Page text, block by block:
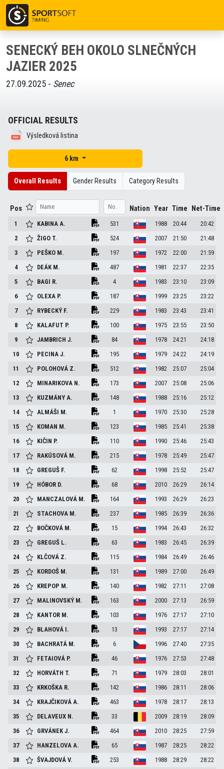
SENECKÝ BEH OKOLO SLNEČNÝCH
JAZIER 2025
27.09.2025 - Senec
OFFICIAL RESULTS
Výsledková listina
6 km
Overall Results Gender Results Category Results
Pos Nation Year Time Net-Time
1 KABINAA. 531 1988 20:44
20:42
2
ŽIGO T. 524 2007 21:50
21:48
3
PEŠKO M. 197 1972 22:00
21:59
4
DEÁK M. 487 1981 22:37
22:35
5
BAGI R. 4 1983 23:10
23:09
6
OLEXA P. 187 1999 23:25
23:22
7
RYBECKÝ F. 229 1983 23:43
23:41
8
KALAFUT P. 100 1975 23:55
23:50
9
JAMBRICHJ. 84 1978 24:21
24:18
10
PECINAJ. 195 1979 24:22
24:19
11
POLOHOVÁ Z. 512 1982 25:07
25:04
12
MINARIKOVA N. 173 2007 25:08
25:06
13
KUZMÁNYA. 148 1988 25:16
25:12
14
ALMÁŠI M. 1 1970 25:30
25:28
15
KOMAN M. 123 1985 25:41
25:38
16
KIČIN P. 110 1990 25:46
25:43
17
RAKÚSOVÁ M. 215 1978 25:49
25:47
18
GREGUŠ F. 62 1998 25:52
25:47
19
HÓBOR D. 68 2010 26:29
26:14
20
MANCZALOVÁ M. 164 1993 26:29
26:23
21
STACHOVA M. 237 1985 26:39
26:36
22
BOČKOVÁ M. 15 1994 26:43
26:32
23
GREGUŠ L. 63 1983 26:45
26:39
24
KLČOVÁ Z. 115 1984 26:49
26:46
25
KORDOŠ M. 131 1989 27:00
26:49
26
KREPOP M. 140 1982 27:11
27:08
27
MALINOVSKÝ M. 163 2000 27:13
26:59
28
KANTOR M. 103 1976 27:17
27:10
29
BLAHOVÁ I. 13 1993 27:17
27:14
30
BACHRATÁ M. 6 1996 27:40
27:35
31
FETAIOVÁ P. 46 1976 27:53
27:48
32
HORVÁTH T. 71 1979 28:03
28:01
33
KRKOŠKA R. 142 1986 28:11
28:06
34
KRAJČIKOVÁA. 463 1978 28:17
28:13
35
DELAVEUX N. 33 2009 28:19
28:09
36
GRVÁNEKJ. 464 2010 28:25
27:59
37
HANZELOVAA. 65 1987 28:25
28:22
38
ŠVAJDOVÁV. 253 1988 28:29
28:22